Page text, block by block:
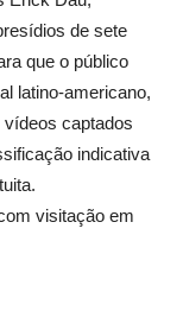
de sete
que o público
latino-americano,
vídeos captados
indicativa
visitação em